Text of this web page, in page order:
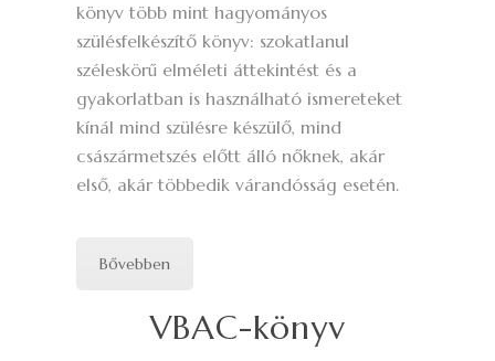
könyv több mint hagyományos
szülésfelkészítő könyv: szokatlanul
széleskörű elméleti áttekintést és a
gyakorlatban is használható ismereteket
kínál mind szülésre készülő, mind
császármetszés előtt álló nőknek, akár
első, akár többedik várandósság esetén.
Bővebben
VBAC-könyv